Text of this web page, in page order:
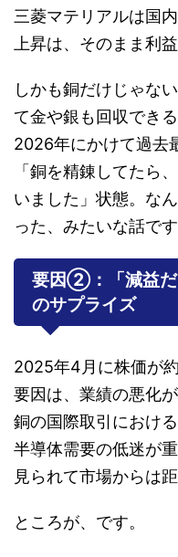
三菱マテリアルは国
上昇は、そのまま利
しかも銅だけじゃな
て金や銀も回収でき
2026年にかけて過去
「銅を精錬してたら
いました」状態。な
った、みたいな話です
要因②：「減益だ
のサプライズ
2025年4月に株価が
要因は、業績の悪化
銅の国際取引におけ
半導体需要の低迷が
見られて市場からは
ところが、です。